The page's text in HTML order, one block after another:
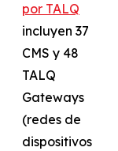
por TALQ
incluyen 37
CMS y 48
TALQ
Gateways
(redes de
dispositivos